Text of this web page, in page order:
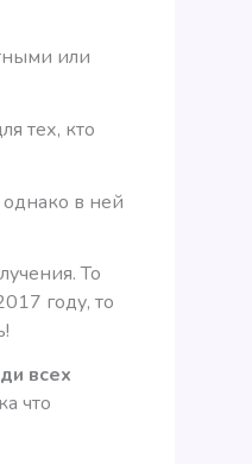
или
тех, кто
однако в ней
То
году, то
всех
что